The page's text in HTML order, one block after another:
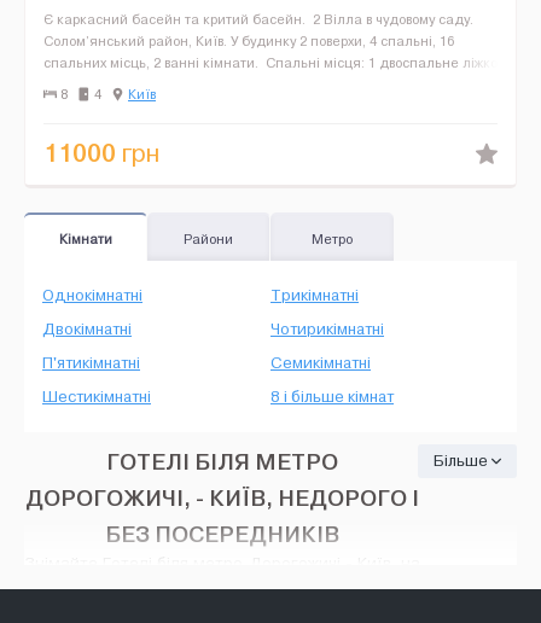
Є каркасний басейн та критий басейн. 2 Вілла в чудовому саду.
Солом’янський район, Київ. У будинку 2 поверхи, 4 спальні, 16
спальних місць, 2 ванні кімнати. Спальні місця: 1 двоспальне ліжко
та 8 диванів-л...
8 4 Київ
11000 грн
Кімнати Райони Метро
Однокімнатні
Двокімнатні
Трикімнатні
Чотирикімнатні
П'ятикімнатні
Шестикімнатні
Семикімнатні
8 і більше кімнат
ГОТЕЛІ БІЛЯ МЕТРО
ДОРОГОЖИЧІ, - КИЇВ, НЕДОРОГО І
БЕЗ ПОСЕРЕДНИКІВ
HOUSE24, недорого і без посередників. Тут є
Більше